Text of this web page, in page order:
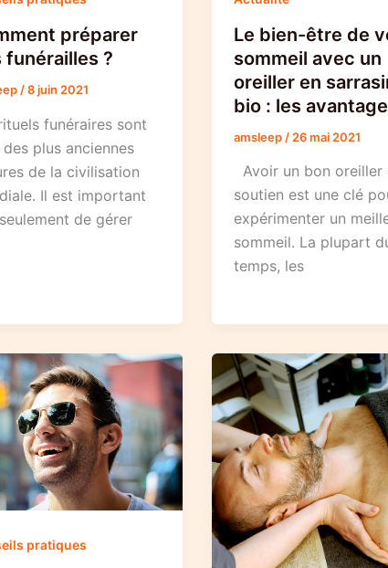
préparer
funérailles ?
/8 juin 2021
funéraires sont
des plus anciennes
de la civilisation
Il est important
de gérer
Le bien-être de
sommeil avec un
oreiller en
bio : les
amsleep / 26 mai 2021
Avoir un bon oreiller
soutien est une clé
expérimenter un
sommeil. La plupart
temps, les
pratiques